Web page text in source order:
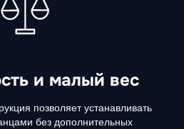
и малый вес
позволяет устанавливать
без дополнительных